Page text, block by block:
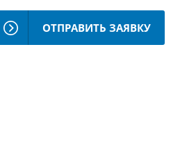
ОТПРАВИТЬ ЗАЯВКУ